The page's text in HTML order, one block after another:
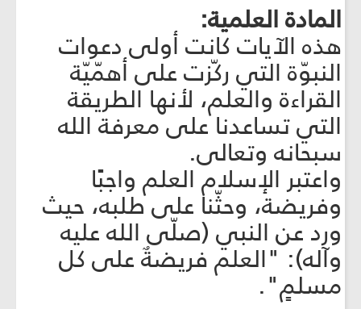
المادة العلمية:
هذه الآيات كانت أولى دعوات
النبوّة التي ركّزت على أهمّيّة
القراءة والعلم، لأنها الطريقة
التي تساعدنا على معرفة الله
سبحانه وتعالى.
واعتبر الإسلام العلم واجبًا
وفريضة، وحثّنا على طلبه، حيث
ورد عن النبي (صلّى الله عليه
وآله): "العلم فريضةٌ على كل
مسلمٍ".